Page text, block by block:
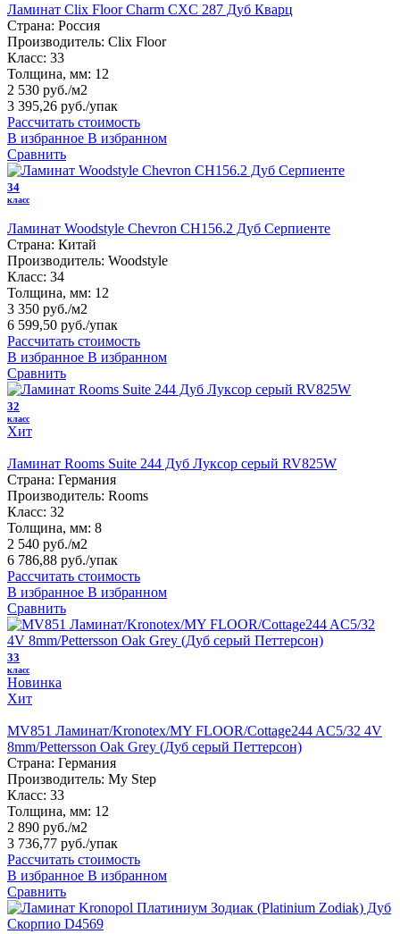
Ламинат Clix Floor Charm CXC 287 Дуб Кварц
Страна: Россия
Производитель: Clix Floor
Класс: 33
Толщина, мм: 12
2 530 руб./м2
3 395,26 руб./упак
Рассчитать стоимость
В избранное В избранном
Сравнить
34
класс
Ламинат Woodstyle Chevron CH156.2 Дуб Серпиенте
Страна: Китай
Производитель: Woodstyle
Класс: 34
Толщина, мм: 12
3 350 руб./м2
6 599,50 руб./упак
Рассчитать стоимость
В избранное В избранном
Сравнить
32
класс
Хит
Ламинат Rooms Suite 244 Дуб Луксор серый RV825W
Страна: Германия
Производитель: Rooms
Класс: 32
Толщина, мм: 8
2 540 руб./м2
6 786,88 руб./упак
Рассчитать стоимость
В избранное В избранном
Сравнить
33
класс
Новинка
Хит
MV851 Ламинат/Kronotex/MY FLOOR/Cottage244 AC5/32 4V
8mm/Pettersson Oak Grey (Дуб серый Петтерсон)
Страна: Германия
Производитель: My Step
Класс: 33
Толщина, мм: 12
2 890 руб./м2
3 736,77 руб./упак
Рассчитать стоимость
В избранное В избранном
Сравнить